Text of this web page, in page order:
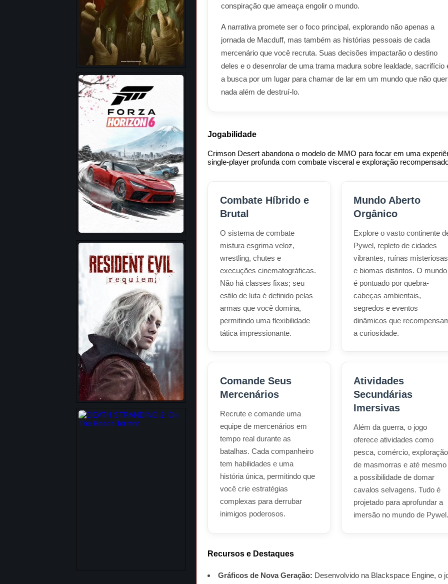
conspiração que ameaça engolir o mundo.
A narrativa promete ser o foco principal, explorando não apenas a
jornada de Macduff, mas também as histórias pessoais de cada
mercenário que você recruta. Suas decisões impactarão o destino
deles e o desenrolar de uma trama madura sobre lealdade, sacrifício
a busca por um lugar para chamar de lar em um mundo que não quer
nada além de destruí-lo.
Jogabilidade
Crimson Desert abandona o modelo de MMO para focar em uma
single-player profunda com combate visceral e exploração
Combate Híbrido e
Brutal
O sistema de combate
mistura esgrima veloz,
wrestling, chutes e
execuções cinematográficas.
Não há classes fixas; seu
estilo de luta é definido pelas
armas que você domina,
permitindo uma flexibilidade
tática impressionante.
Mundo Aberto
Orgânico
Explore o vasto continente
Pywel, repleto de cidades
vibrantes, ruínas misteriosas
e biomas distintos. O mundo
é pontuado por quebra-
cabeças ambientais,
segredos e eventos
dinâmicos que
a curiosidade.
Comande Seus
Mercenários
Recrute e comande uma
equipe de mercenários em
tempo real durante as
batalhas. Cada companheiro
tem habilidades e uma
história única, permitindo que
você crie estratégias
complexas para derrubar
inimigos poderosos.
Atividades
Secundárias
Imersivas
Além da guerra, o jogo
oferece atividades como
pesca, comércio, exploração
de masmorras e até mesmo
a possibilidade de domar
cavalos selvagens. Tudo é
projetado para aprofundar a
imersão no mundo de Pywel.
Recursos e Destaques
Gráficos de Nova Geração: Desenvolvido na Blackspace Engine, o